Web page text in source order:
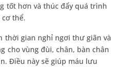
tốt hơn và thúc đẩy quá trình
thể.
thời gian nghỉ ngơi thư giãn và
cho vùng đùi, chân, bàn chân
Điều này sẽ giúp máu lưu